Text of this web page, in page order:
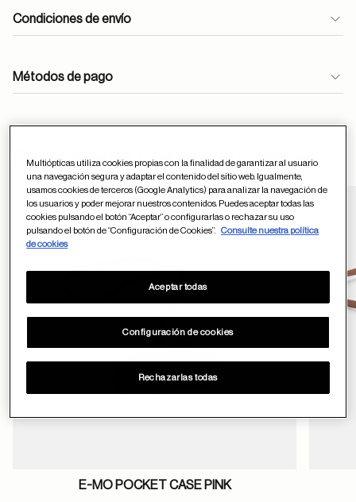
Condiciones de envío
Métodos de pago
Otros usuarios tambien han comprado
Guardar en
E-MO POCKET CASE PINK
Multiópticas utiliza cookies propias con la finalidad de garantizar al usuario
una navegación segura y adaptar el contenido del sitio web. Igualmente,
usamos cookies de terceros (Google Analytics) para analizar la navegación de
los usuarios y poder mejorar nuestros contenidos. Puedes aceptar todas las
cookies pulsando el botón “Aceptar” o configurarlas o rechazar su uso
pulsando el botón de “Configuración de Cookies”.
Consulte nuestra política
de cookies
Configuración de cookies
Rechazarlas todas
Aceptar todas